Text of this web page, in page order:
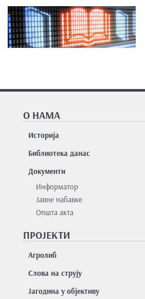
О НАМА
Историја
Библиотека данас
Документи
Информатор
Јавне набавке
Општа акта
ПРОЈЕКТИ
Агролиб
Слова на струју
Јагодина у објективу